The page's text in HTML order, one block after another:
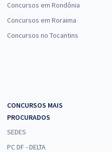
Concursos em Rondônia
Concursos em Roraima
Concursos no Tocantins
CONCURSOS MAIS
PROCURADOS
SEDES
PC DF - DELTA